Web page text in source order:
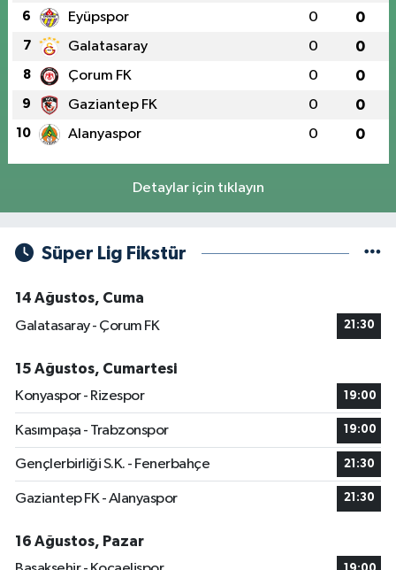
6 Eyüpspor 0 0
7 Galatasaray 0 0
8 Çorum FK 0 0
9 Gaziantep FK 0 0
10 Alanyaspor 0 0
Detaylar için tıklayın
Süper Lig Fikstür
14 Ağustos, Cuma
Galatasaray - Çorum FK
21:30
15 Ağustos, Cumartesi
Konyaspor - Rizespor
19:00
Kasımpaşa - Trabzonspor 19:00
Gençlerbirliği S.K. - Fenerbahçe 21:30
Gaziantep FK - Alanyaspor 21:30
16 Ağustos, Pazar